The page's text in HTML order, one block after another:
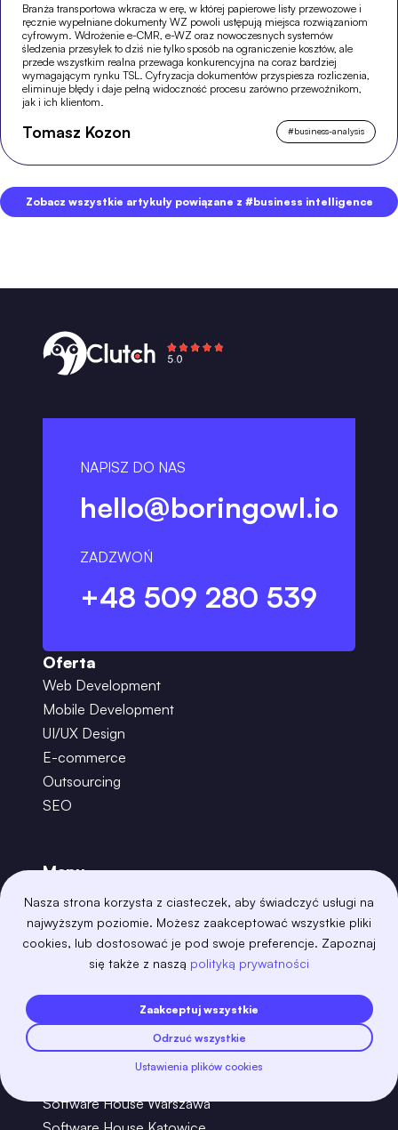
Nasza strona korzysta z ciasteczek, aby świadczyć usługi na
najwyższym poziomie. Możesz zaakceptować wszystkie pliki
cookies, lub dostosować je pod swoje preferencje. Zapoznaj
się także z naszą polityką prywatności
Zaakceptuj wszystkie
Odrzuć wszystkie
Ustawienia plików cookies
Branża transportowa wkracza w erę, w której papierowe listy przewozowe i
ręcznie wypełniane dokumenty WZ powoli ustępują miejsca rozwiązaniom
cyfrowym. Wdrożenie e-CMR, e-WZ oraz nowoczesnych systemów
śledzenia przesyłek to dziś nie tylko sposób na ograniczenie kosztów, ale
przede wszystkim realna przewaga konkurencyjna na coraz bardziej
wymagającym rynku TSL. Cyfryzacja dokumentów przyspiesza rozliczenia,
eliminuje błędy i daje pełną widoczność procesu zarówno przewoźnikom,
jak i ich klientom.
Tomasz Kozon #business-analysis
Zobacz wszystkie artykuły powiązane z #business intelligence
NAPISZ DO NAS
hello@boringowl.io
ZADZWOŃ
+48 509 280 539
Oferta
Web Development
Mobile Development
UI/UX Design
E-commerce
Outsourcing
SEO
Menu
Case studies
FAQ
Software House Warszawa